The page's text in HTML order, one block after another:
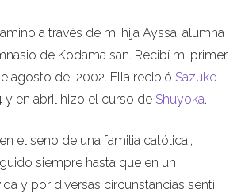
a través de mi hija Ayssa, alumna
de Kodama san. Recibí mi primer
agosto del 2002. Ella recibió Sazuke
y en abril hizo el curso de Shuyoka.
el seno de una familia católica,,
siempre hasta que en un
y por diversas circunstancias sentí